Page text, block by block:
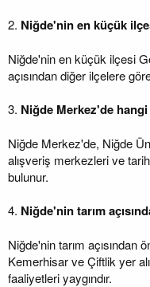
2. Niğde'nin en küçük
Niğde'nin en küçük ilçesi
açısından diğer ilçelere
3. Niğde Merkez'de
Niğde Merkez'de, Niğde
alışveriş merkezleri ve
bulunur.
4. Niğde'nin tarım
Niğde'nin tarım açısından
Kemerhisar ve Çiftlik yer
faaliyetleri yaygındır.